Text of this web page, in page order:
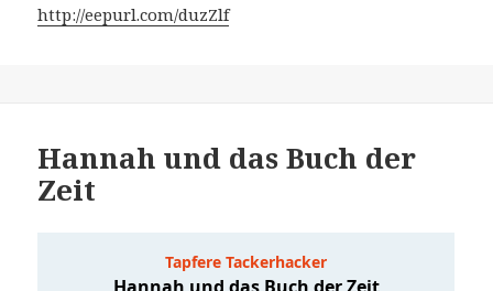
http://eepurl.com/duzZlf
Hannah und das Buch der
Zeit